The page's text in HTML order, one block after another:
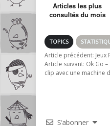
Articles les plus
consultés du mois
TOPICS
Article précédent: Jeux
Article suivant: Ok Go –
clip avec une machine
S’abonner